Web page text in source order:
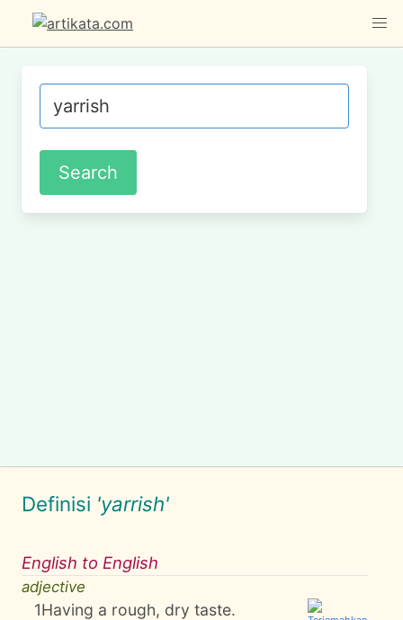
Definisi 'yarrish'
English to English
adjective
1Having a rough, dry taste.